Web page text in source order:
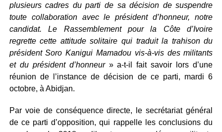
plusieurs cadres du parti de sa décision de suspendre
toute collaboration avec le président d’honneur, notre
candidat. Le Rassemblement pour la Côte d’Ivoire
regrette cette attitude solitaire qui traduit la trahison du
président Soro Kanigui Mamadou vis-à-vis des militants
et du président d’honneur » a-t-il fait savoir lors d’une
réunion de l’instance de décision de ce parti, mardi 6
octobre, à Abidjan.
Par voie de conséquence directe, le secrétariat général
de ce parti d’opposition, qui rappelle les conclusions du